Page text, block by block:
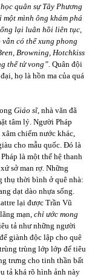
quân sự Tây Phương
mình ông khám phá
lại luân hồi liên tục,
có thể xung phong
Browning, Hotchkiss
thể tử vong”. Quân đội
họ là hồn ma của quá
Giáo sĩ, nhà văn đã
tâm lý. Người Pháp
chiếm nước khác,
cho mẫu quốc. Đó là
là một thế hệ thanh
sở man rợ. Những
thụ thời bình ở quê nhà:
dạt dào nhựa sống.
lại được Trần Vũ
mạn, chỉ ước mong
tả như những người
giành độc lập cho quê
trùng lớp lớp để tiêu
trưng cho tinh thần bất
tả khá rõ hình ảnh này